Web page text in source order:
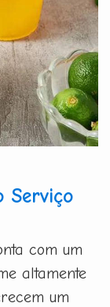
Serviço
com um
altamente
um